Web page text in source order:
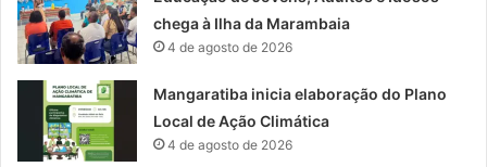
chega à Ilha da Marambaia
4 de agosto de 2026
Mangaratiba inicia elaboração do Plano
Local de Ação Climática
4 de agosto de 2026